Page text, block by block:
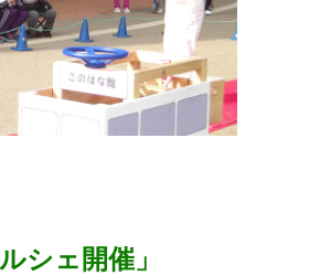
シェ開催」